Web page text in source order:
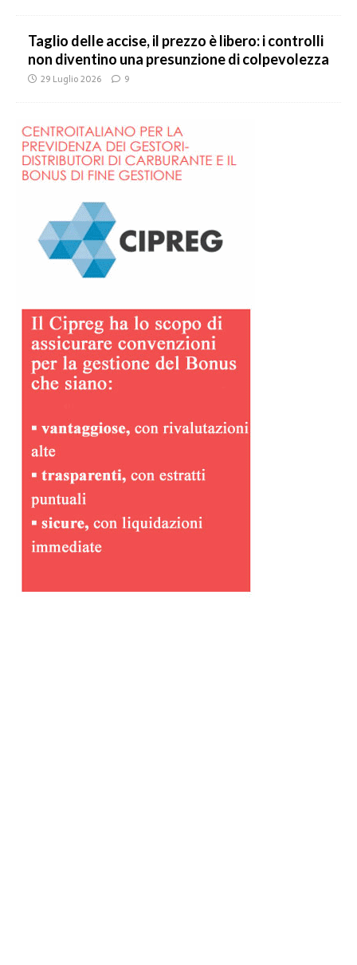
Taglio delle accise, il prezzo è libero: i controlli
non diventino una presunzione di colpevolezza
29 Luglio 2026 9